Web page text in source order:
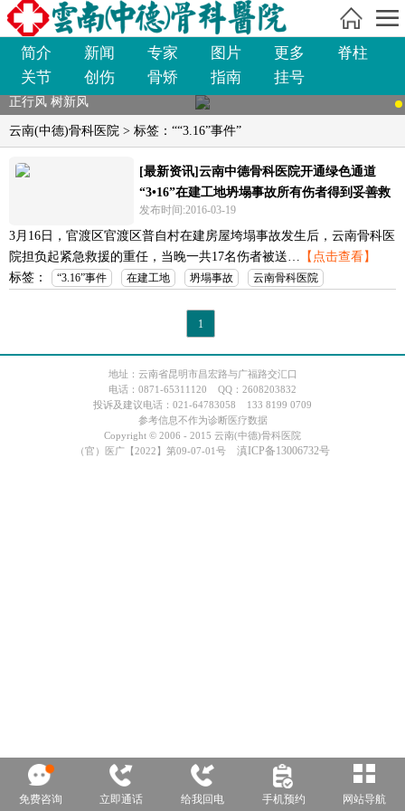
简介 新闻 专家 图片 更多
脊柱
关节
创伤 骨矫 指南 挂号
正行风 树新风
云南(中德)骨科医院 > 标签：““3.16”事件”
[最新资讯]云南中德骨科医院开通绿色通道
“3•16”在建工地坍塌事故所有伤者得到妥善救
治
发布时间:2016-03-19
3月16日，官渡区官渡区普自村在建房屋垮塌事故发生后，云南骨科医
院担负起紧急救援的重任，当晚一共17名伤者被送… 【点击查看】
标签：
“3.16”事件 在建工地 坍塌事故 云南骨科医院
1
地址：云南省昆明市昌宏路与广福路交汇口
电话：0871-65311120 QQ：2608203832
投诉及建议电话：021-64783058 133 8199 0709
参考信息不作为诊断医疗数据
Copyright © 2006 - 2015 云南(中德)骨科医院
（官）医广【2022】第09-07-01号 滇ICP备13006732号
免费咨询 立即通话 给我回电 手机预约 网站导航